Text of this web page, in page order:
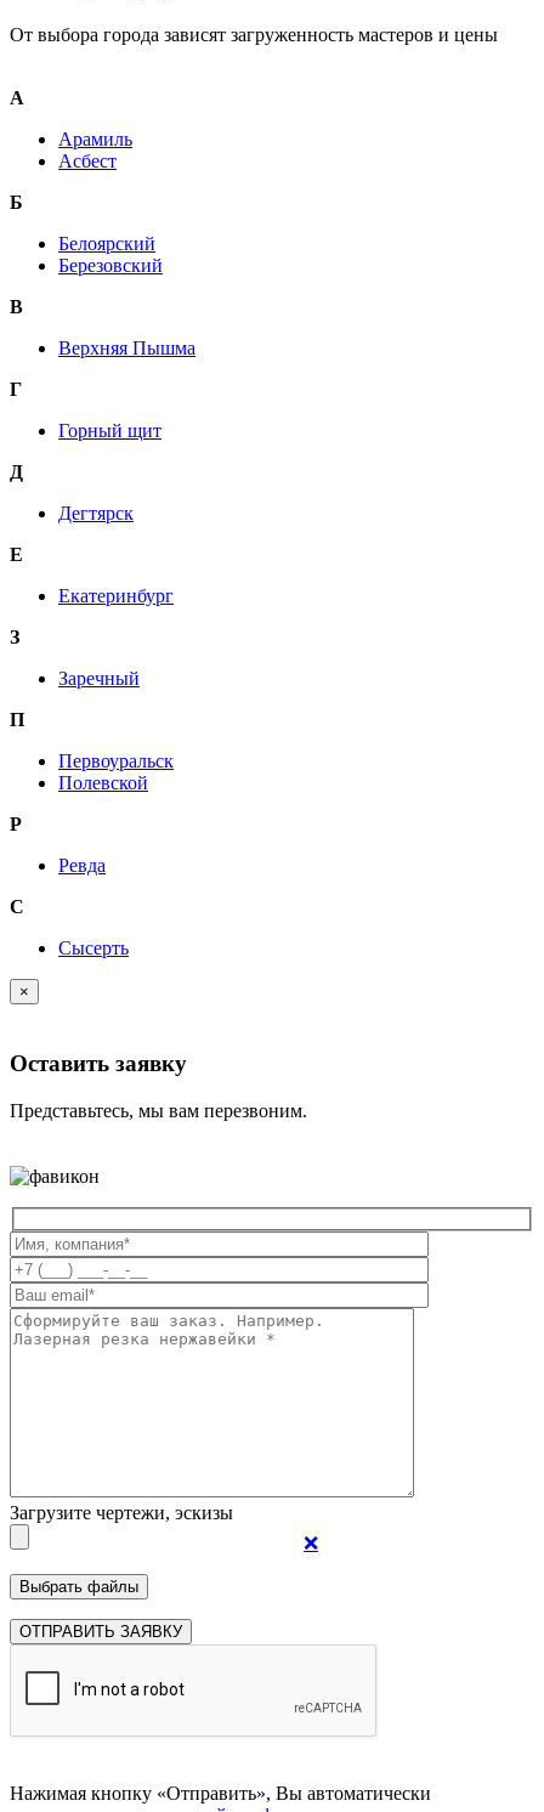
От выбора города зависят загруженность мастеров и цены
А
Арамиль
Асбест
Б
Белоярский
Березовский
В
Верхняя Пышма
Г
Горный щит
Д
Дегтярск
Е
Екатеринбург
З
Заречный
П
Первоуральск
Полевской
Р
Ревда
С
Сысерть
×
Оставить заявку
Представьтесь, мы вам перезвоним.
Загрузите чертежи, эскизы
❌
Нажимая кнопку «Отправить», Вы автоматически